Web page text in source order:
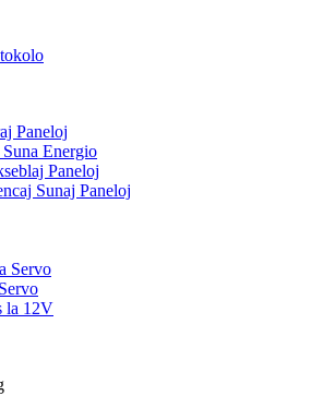
Paneloj
Energio
Paneloj
Sunaj Paneloj
Servo
la 12V